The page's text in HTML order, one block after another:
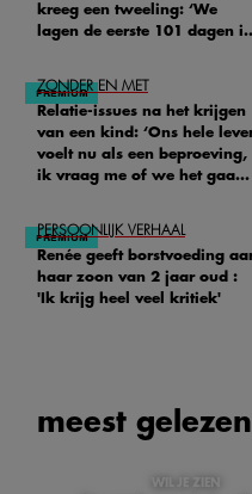
kreeg een tweeling: ‘We
lagen de eerste 101 dagen in
ZONDER EN MET
Relatie-issues na het krijgen
van een kind: ‘Ons hele
voelt nu als een beproeving,
ik vraag me of we het gaan
PERSOONLIJK VERHAAL
Renée geeft borstvoeding
haar zoon van 2 jaar oud :
'Ik krijg heel veel kritiek'
meest gelezen
WIL JE ZIEN